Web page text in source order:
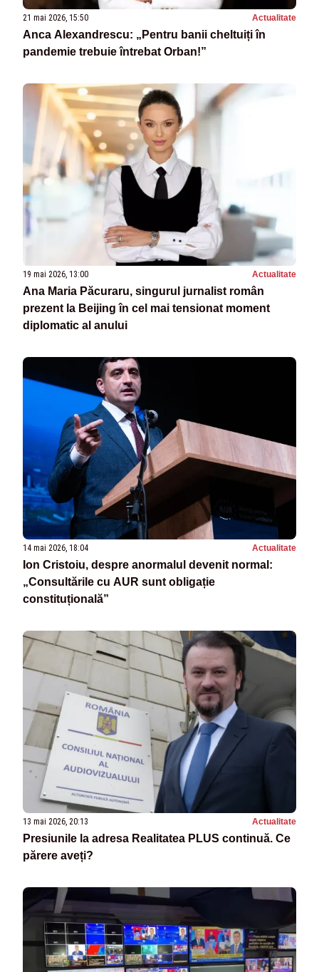
21 mai 2026, 15:50 Actualitate
Anca Alexandrescu: „Pentru banii cheltuiți în
pandemie trebuie întrebat Orban!”
19 mai 2026, 13:00 Actualitate
Ana Maria Păcuraru, singurul jurnalist român
prezent la Beijing în cel mai tensionat moment
diplomatic al anului
14 mai 2026, 18:04 Actualitate
Ion Cristoiu, despre anormalul devenit normal:
„Consultările cu AUR sunt obligație
constituțională”
13 mai 2026, 20:13 Actualitate
Presiunile la adresa Realitatea PLUS continuă. Ce
părere aveți?